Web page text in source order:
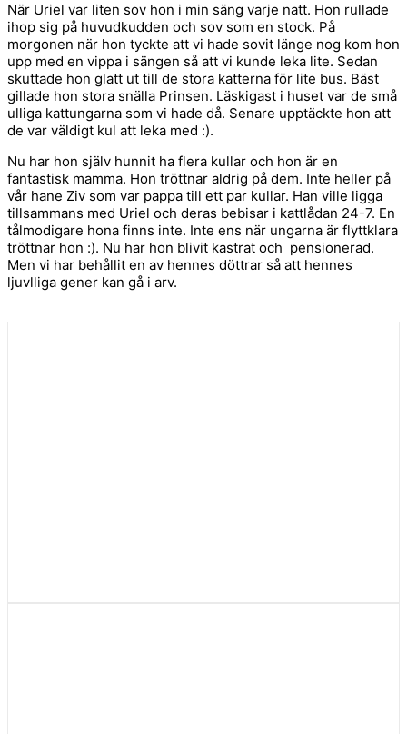
När Uriel var liten sov hon i min säng varje natt. Hon rullade
ihop sig på huvudkudden och sov som en stock. På
morgonen när hon tyckte att vi hade sovit länge nog kom hon
upp med en vippa i sängen så att vi kunde leka lite. Sedan
skuttade hon glatt ut till de stora katterna för lite bus. Bäst
gillade hon stora snälla Prinsen. Läskigast i huset var de små
ulliga kattungarna som vi hade då. Senare upptäckte hon att
de var väldigt kul att leka med :).
Nu har hon själv hunnit ha flera kullar och hon är en
fantastisk mamma. Hon tröttnar aldrig på dem. Inte heller på
vår hane Ziv som var pappa till ett par kullar. Han ville ligga
tillsammans med Uriel och deras bebisar i kattlådan 24-7. En
tålmodigare hona finns inte. Inte ens när ungarna är flyttklara
tröttnar hon :). Nu har hon blivit kastrat och pensionerad.
Men vi har behållit en av hennes döttrar så att hennes
ljuvlliga gener kan gå i arv.